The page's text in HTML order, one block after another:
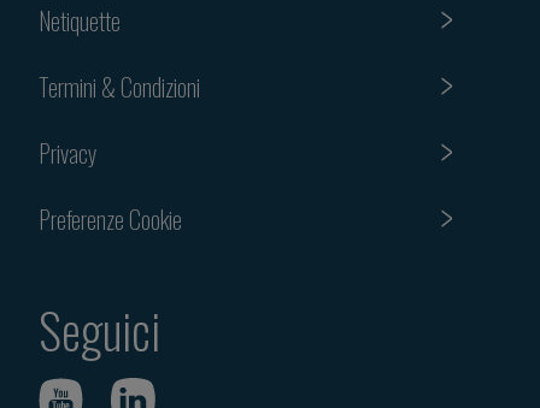
Netiquette
Termini & Condizioni
Privacy
Preferenze Cookie
Seguici